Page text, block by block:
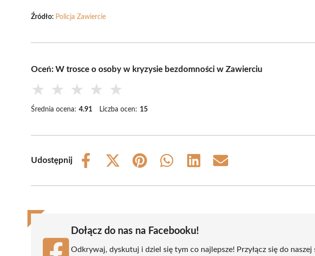
Źródło: Policja Zawiercie
Oceń: W trosce o osoby w kryzysie bezdomności w Zawierciu
★ ★ ★ ★ ★
Średnia ocena: 4.91 Liczba ocen: 15
Udostępnij
Share
Share
(Twitter)
Share
Share
Share
Share
Dołącz do nas na Facebooku!
Odkrywaj, dyskutuj i dziel się tym co najlepsze! Przyłącz się do naszej